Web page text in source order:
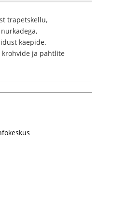
trapetskellu,
käepide.
ja pahtlite